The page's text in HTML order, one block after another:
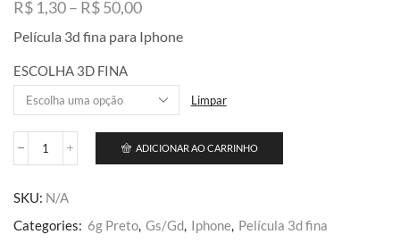
R$ 1,30– R$50,00Faixa
preço:
através
R$ 50,00
Película 3d fina para Iphone
ESCOLHA 3D FINA
Limpar
6g
ADICIONAR AO CARRINHO
SKU: N/A
Categories: 6g Preto, Gs/Gd, Iphone, Película 3d fina